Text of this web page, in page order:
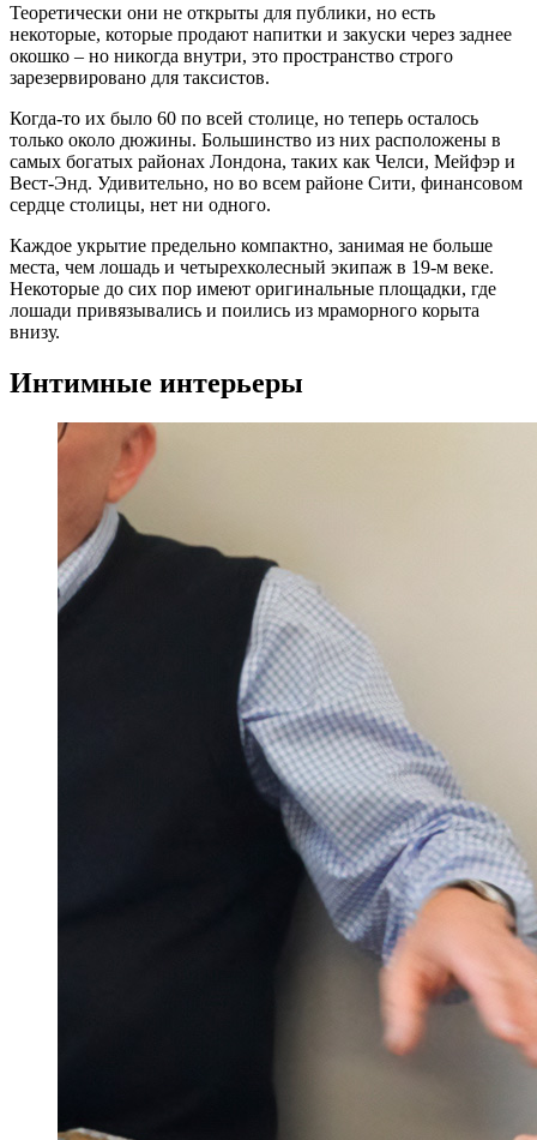
Теоретически они не открыты для публики, но есть
некоторые, которые продают напитки и закуски через заднее
окошко – но никогда внутри, это пространство строго
зарезервировано для таксистов.
Когда-то их было 60 по всей столице, но теперь осталось
только около дюжины. Большинство из них расположены в
самых богатых районах Лондона, таких как Челси, Мейфэр и
Вест-Энд. Удивительно, но во всем районе Сити, финансовом
сердце столицы, нет ни одного.
Каждое укрытие предельно компактно, занимая не больше
места, чем лошадь и четырехколесный экипаж в 19-м веке.
Некоторые до сих пор имеют оригинальные площадки, где
лошади привязывались и поились из мраморного корыта
внизу.
Интимные интерьеры